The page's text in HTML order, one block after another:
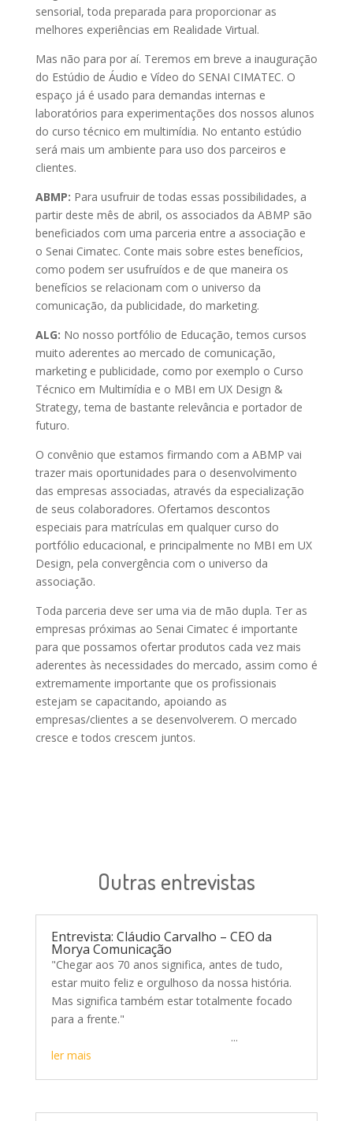
sensorial, toda preparada para proporcionar as
melhores experiências em Realidade Virtual.
Mas não para por aí. Teremos em breve a inauguração
do Estúdio de Áudio e Vídeo do SENAI CIMATEC. O
espaço já é usado para demandas internas e
laboratórios para experimentações dos nossos alunos
do curso técnico em multimídia. No entanto estúdio
será mais um ambiente para uso dos parceiros e
clientes.
ABMP: Para usufruir de todas essas possibilidades, a
partir deste mês de abril, os associados da ABMP são
beneficiados com uma parceria entre a associação e
o Senai Cimatec. Conte mais sobre estes benefícios,
como podem ser usufruídos e de que maneira os
benefícios se relacionam com o universo da
comunicação, da publicidade, do marketing.
ALG: No nosso portfólio de Educação, temos cursos
muito aderentes ao mercado de comunicação,
marketing e publicidade, como por exemplo o Curso
Técnico em Multimídia e o MBI em UX Design &
Strategy, tema de bastante relevância e portador de
futuro.
O convênio que estamos firmando com a ABMP vai
trazer mais oportunidades para o desenvolvimento
das empresas associadas, através da especialização
de seus colaboradores. Ofertamos descontos
especiais para matrículas em qualquer curso do
portfólio educacional, e principalmente no MBI em UX
Design, pela convergência com o universo da
associação.
Toda parceria deve ser uma via de mão dupla. Ter as
empresas próximas ao Senai Cimatec é importante
para que possamos ofertar produtos cada vez mais
aderentes às necessidades do mercado, assim como é
extremamente importante que os profissionais
estejam se capacitando, apoiando as
empresas/clientes a se desenvolverem. O mercado
cresce e todos crescem juntos.
Outras entrevistas
Entrevista: Cláudio Carvalho – CEO da
Morya Comunicação
"Chegar aos 70 anos significa, antes de tudo,
estar muito feliz e orgulhoso da nossa história.
Mas significa também estar totalmente focado
para a frente."
...
ler mais